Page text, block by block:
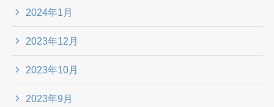
2024年1月
2023年12月
2023年10月
2023年9月